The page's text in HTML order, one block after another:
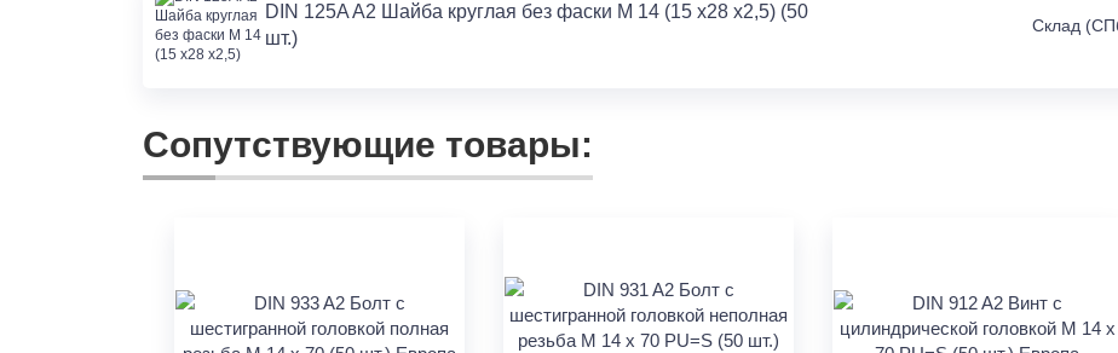
DIN 125A A2 Шайба круглая без фаски M 14 (15 x28 x2,5) (50
шт.)
Склад
Сопутствующие товары: